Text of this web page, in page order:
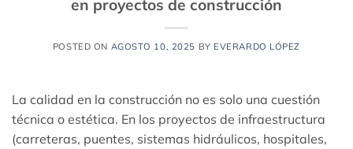
en proyectos de construcción
POSTED ON AGOSTO 10, 2025 BY EVERARDO LÓPEZ
La calidad en la construcción no es solo una cuestión
técnica o estética. En los proyectos de infraestructura
(carreteras, puentes, sistemas hidráulicos, hospitales,